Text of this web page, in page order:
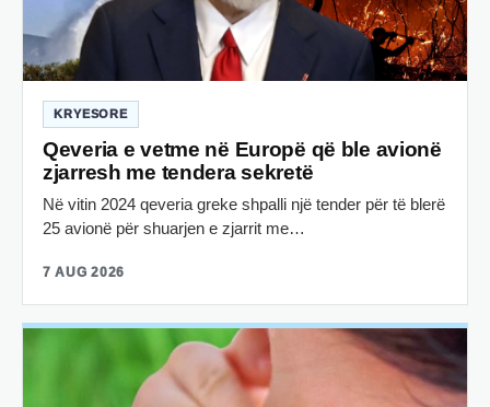
KRYESORE
Qeveria e vetme në Europë që ble avionë
zjarresh me tendera sekretë
Në vitin 2024 qeveria greke shpalli një tender për të blerë
25 avionë për shuarjen e zjarrit me…
7 AUG 2026